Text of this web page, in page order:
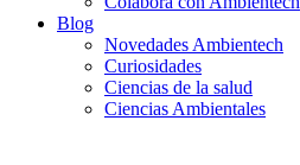
Blog
Novedades Ambientech
Curiosidades
Ciencias de la salud
Ciencias Ambientales